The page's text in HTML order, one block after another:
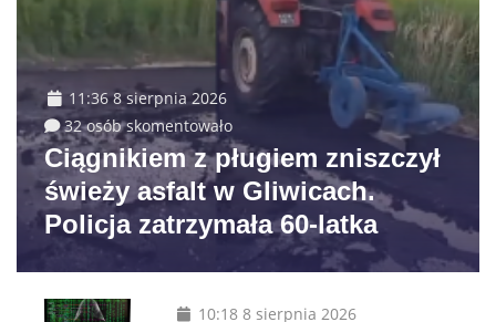
11:36 8 sierpnia 2026
32 osób skomentowało
Ciągnikiem z pługiem zniszczył
świeży asfalt w Gliwicach.
Policja zatrzymała 60-latka
10:18 8 sierpnia 2026